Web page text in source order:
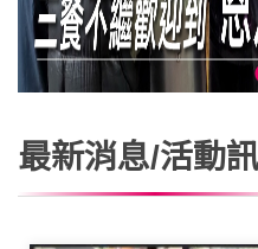
最新消息/活動